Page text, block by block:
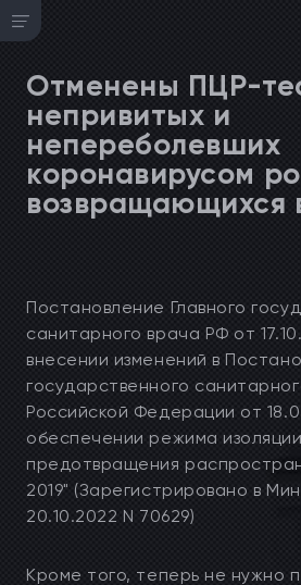
Отменены ПЦР-
непривитых и
непереболевших
коронавирусом
возвращающихся
Постановление Главного
санитарного врача РФ от
внесении изменений в
государственного
Российской Федерации от
обеспечении режима
предотвращения
2019" (Зарегистрировано в
20.10.2022 N 70629)
Кроме того, теперь не нужно